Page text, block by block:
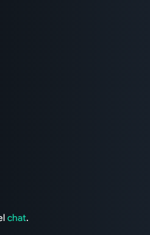
chat.